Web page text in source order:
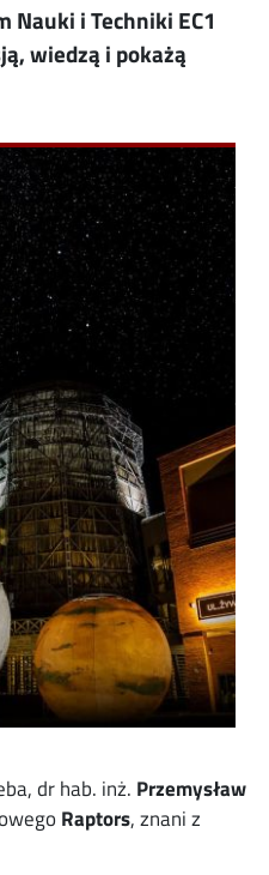
Nauki i Techniki EC1
wiedzą i pokażą
dr hab. inż. Przemysław
Raptors, znani z